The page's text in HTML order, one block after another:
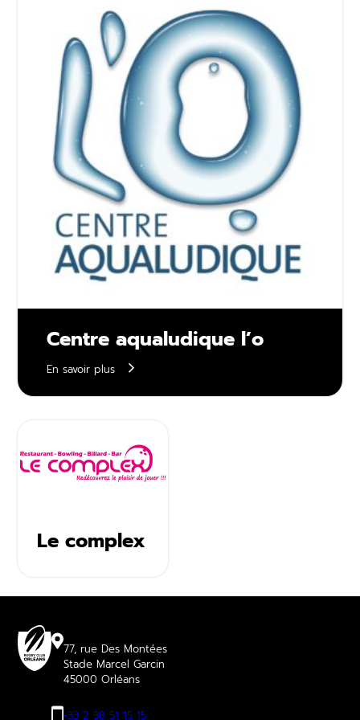
Centre aqualudique l’o
En savoir plus
Le complex
77, rue Des Montées
Stade Marcel Garcin
45000 Orléans
+33 2 38 51 15 15